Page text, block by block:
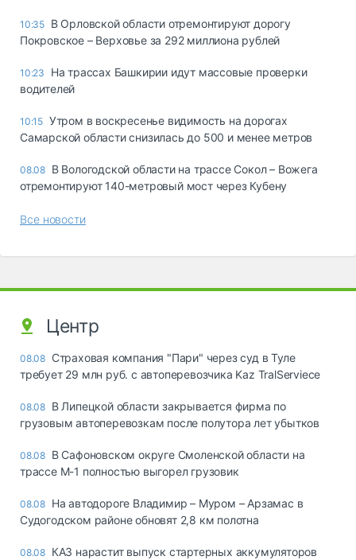
10:35 В Орловской области отремонтируют дорогу
Покровское – Верховье за 292 миллиона рублей
10:23
На трассах Башкирии идут массовые проверки
водителей
10:15 Утром в воскресенье видимость на дорогах
Самарской области снизилась до 500 и менее метров
08.08 В Вологодской области на трассе Сокол – Вожега
отремонтируют 140-метровый мост через Кубену
Все новости
Центр
08.08 Страховая компания "Пари" через суд в Туле
требует 29 млн руб. с автоперевозчика Kaz TralServiece
08.08 В Липецкой области закрывается фирма по
грузовым автоперевозкам после полутора лет убытков
08.08 В Сафоновском округе Смоленской области на
трассе М-1 полностью выгорел грузовик
08.08 На автодороге Владимир – Муром – Арзамас в
Судогодском районе обновят 2,8 км полотна
08.08 КАЗ нарастит выпуск стартерных аккумуляторов